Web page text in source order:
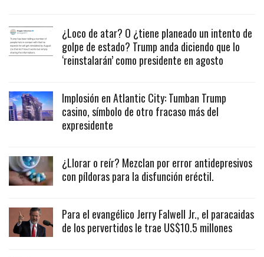
¿Loco de atar? O ¿tiene planeado un intento de
golpe de estado? Trump anda diciendo que lo
‘reinstalarán’ como presidente en agosto
Implosión en Atlantic City: Tumban Trump
casino, símbolo de otro fracaso más del
expresidente
¿Llorar o reír? Mezclan por error antidepresivos
con píldoras para la disfunción eréctil.
Para el evangélico Jerry Falwell Jr., el paracaidas
de los pervertidos le trae US$10.5 millones